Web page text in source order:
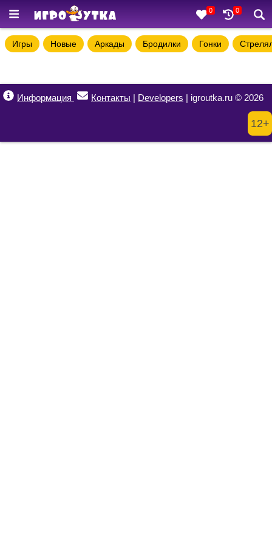
0 0
Игры Новые Аркады Бродилки Гонки
Информация Контакты | Developers | igroutka.ru © 2026
12+